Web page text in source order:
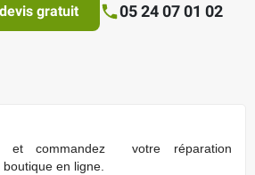
gratuit 05 24 07 01 02
et commandez votre réparation
en ligne.